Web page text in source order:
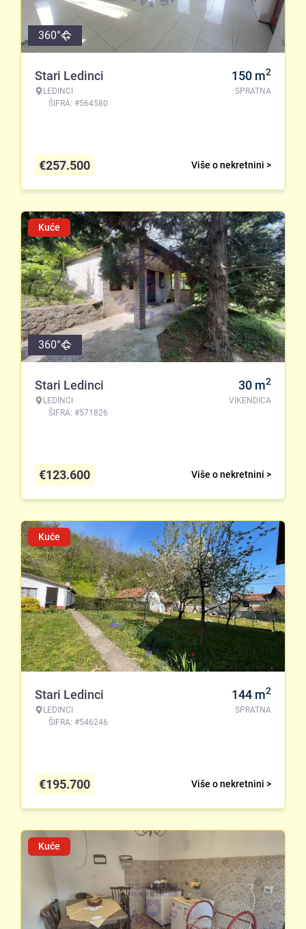
360°
Stari Ledinci
LEDINCI
ŠIFRA: #564580
150 m2
SPRATNA
Više o nekretnini >
€257.500
Kuće
360°
Stari Ledinci
LEDINCI
ŠIFRA: #571826
30 m2
VIKENDICA
Više o nekretnini >
€123.600
Kuće
Stari Ledinci
LEDINCI
ŠIFRA: #546246
144 m2
SPRATNA
Više o nekretnini >
€195.700
Kuće